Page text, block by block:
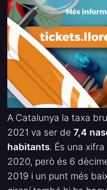
A Catalunya la taxa
2021 va ser de 7,4
habitants. És una
2020, però és 6
2019 i un punt més